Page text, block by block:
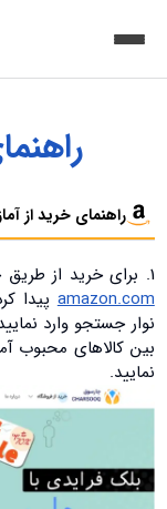
راهنمای خرید از
1. برای خرید از طریق چارسوق ابتدا کالای مورد نظر خود را در سایت
amazon.com پیدا
نوار جستجو وارد
بین کالاهای محبوب
نمایید.